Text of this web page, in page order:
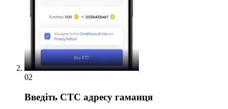
02
Введіть CTC адресу гаманця